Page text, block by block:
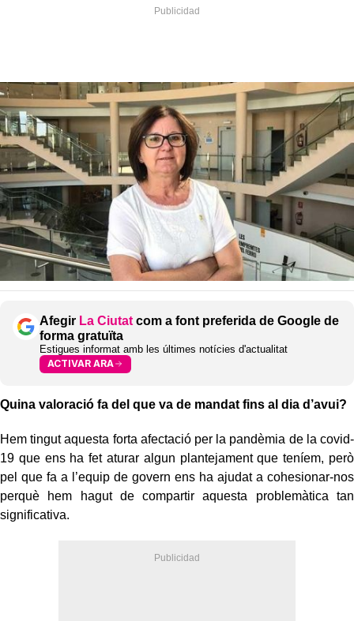
Afegir La Ciutat com a font preferida de Google de
forma gratuïta
Estigues informat amb les últimes notícies d'actualitat
ACTIVAR ARA
Quina valoració fa del que va de mandat fins al dia d’avui?
Hem tingut aquesta forta afectació per la pandèmia de la covid-
19 que ens ha fet aturar algun plantejament que teníem, però
pel que fa a l’equip de govern ens ha ajudat a cohesionar-nos
perquè hem hagut de compartir aquesta problemàtica tan
significativa.